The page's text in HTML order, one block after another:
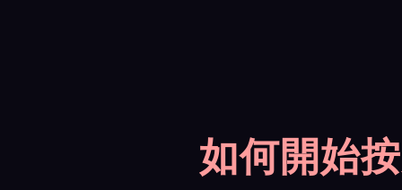
如何開始